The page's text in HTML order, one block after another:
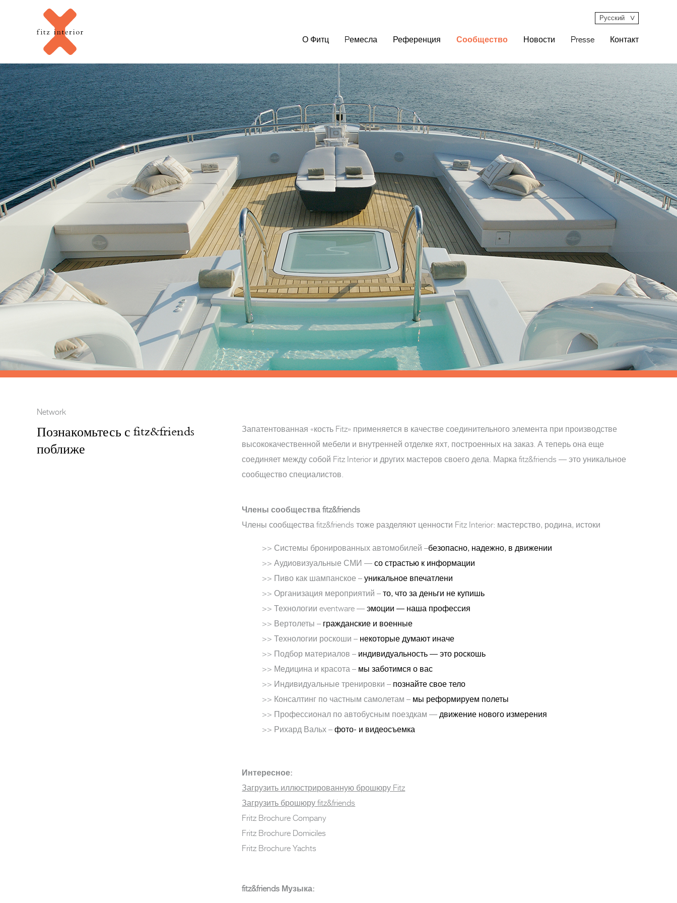
Русский
О Фитц Pемесла Референция Сообщество Новости Presse Контакт
Network
Познакомьтесь с fitz&friends
поближе
Запатентованная «кость Fitz» применяется в качестве соединительного элемента при производстве
высококачественной мебели и внутренней отделке яхт, построенных на заказ. А теперь она еще
соединяет между собой Fitz Interior и других мастеров своего дела. Марка fitz&friends — это уникальное
сообщество специалистов.
Члены сообщества fitz&friends
Члены сообщества fitz&friends тоже разделяют ценности Fitz Interior: мастерство, родина, истоки
>> Системы бронированных автомобилей –безопасно, надежно, в движении
>> Аудиовизуальные СМИ —со страстью к информации
>> Пиво как шампанское –уникальное впечатлени
>> Организация мероприятий –то, что за деньги не купишь
>> Технологии eventware —эмоции — наша профессия
>> Вертолеты – гражданские и военные
>> Технологии роскоши – некоторые думают иначе
>> Подбор материалов – индивидуальность — это роскошь
>> Медицина и красота – мы заботимся о вас
>> Индивидуальные тренировки – познайте свое тело
>> Консалтинг по частным самолетам – мы реформируем полеты
>> Профессионал по автобусным поездкам —движение нового измерения
>> Рихард Вальх –фото- и видеосъемка
Интересное:
Загрузить иллюстрированную брошюру Fitz
Загрузить брошюру fitz&friends
Fritz Brochure Company
Fritz Brochure Domiciles
Fritz Brochure Yachts
fitz&friends Музыка: